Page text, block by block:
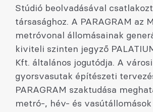
Stúdió beolvadásával
társasághoz. A PARAGRAM az
metróvonal állomásainak
kiviteli szinten jegyző
Kft. általános jogutódja. A városi
gyorsvasutak építészeti
PARAGRAM szaktudása
metró-, hév- és vasútállomások